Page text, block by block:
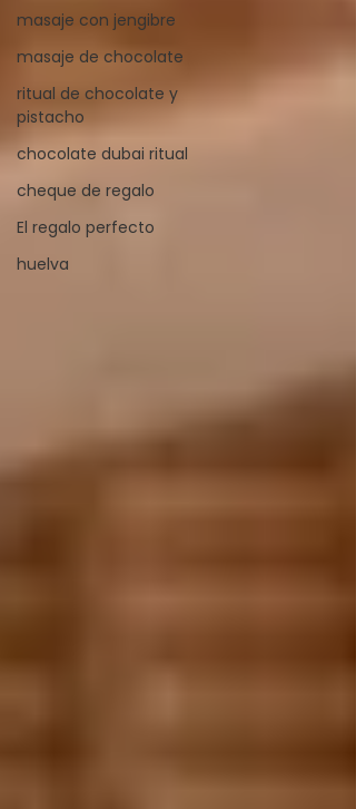
masaje con jengibre
masaje de chocolate
ritual de chocolate y
pistacho
chocolate dubai ritual
cheque de regalo
El regalo perfecto
huelva